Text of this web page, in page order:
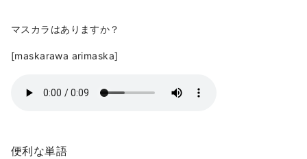
マスカラはありますか？
[maskarawa arimaska]
便利な単語